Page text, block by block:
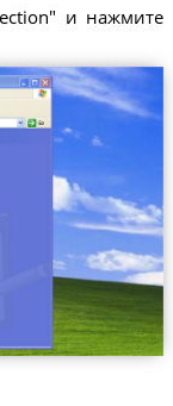
и нажмите